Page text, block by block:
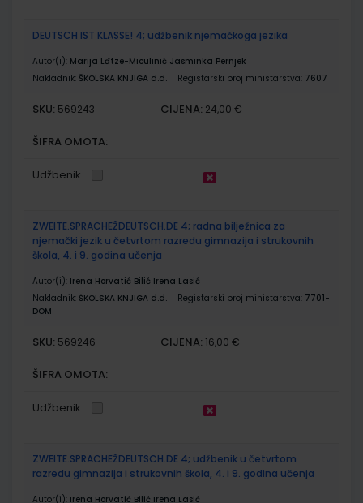
DEUTSCH IST KLASSE! 4; udžbenik njemačkoga jezika
Autor(i): Marija Lđtze-Miculinić Jasminka Pernjek
Nakladnik: ŠKOLSKA KNJIGA d.d. Registarski broj ministarstva: 7607
SKU: 569243 CIJENA: 24,00 €
ŠIFRA OMOTA:
Udžbenik
ZWEITE.SPRACHEŽDEUTSCH.DE 4; radna bilježnica za
njemački jezik u četvrtom razredu gimnazija i strukovnih
škola, 4. i 9. godina učenja
Autor(i): Irena Horvatić Bilić Irena Lasić
Nakladnik: ŠKOLSKA KNJIGA d.d. Registarski broj ministarstva: 7701-
DOM
SKU: 569246 CIJENA: 16,00 €
ŠIFRA OMOTA:
Udžbenik
ZWEITE.SPRACHEŽDEUTSCH.DE 4; udžbenik u četvrtom
razredu gimnazija i strukovnih škola, 4. i 9. godina učenja
Autor(i): Irena Horvatić Bilić Irena Lasić